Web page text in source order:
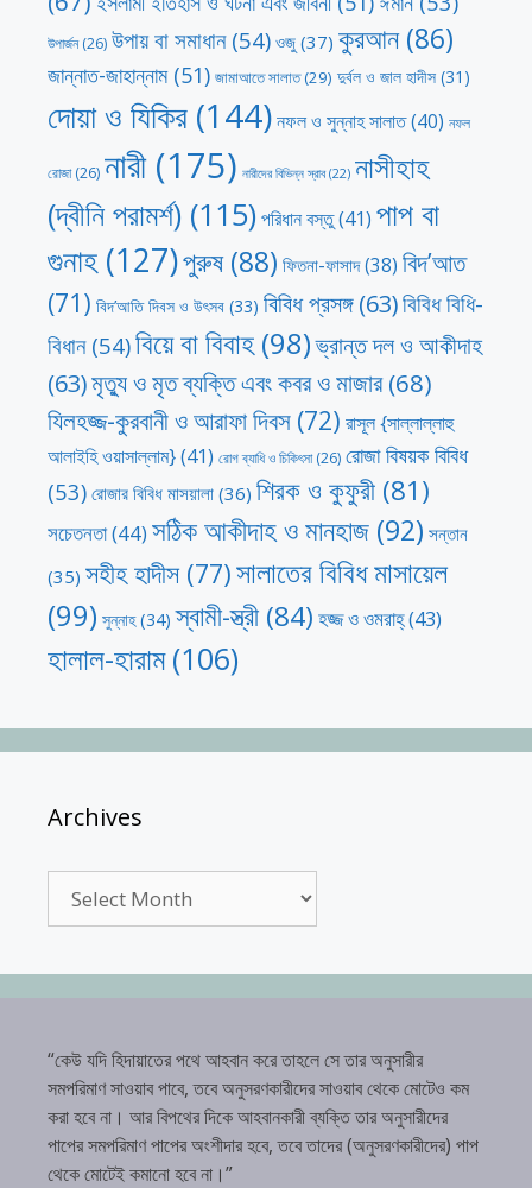
উপার্জন(26) উপায় বা সমাধান(54) ওজু (37) কুরআন(86)
জান্নাত-জাহান্নাম(51) জামাআতে সালাত(29) দুর্বল ও জাল হাদীস (31)
দোয়া ও যিকির (144)নফল ও সুন্নাহ সালাত(40) নফল
রোজা(26) নারী(175) নারীদের বিভিন্ন স্রাব(22) নাসীহাহ
(দ্বীনি পরামর্শ) (115)পরিধান বস্তু(41) পাপ বা
গুনাহ(127)পুরুষ(88) ফিতনা-ফাসাদ(38) বিদ’আত
(71) বিদ’আতি দিবস ও উৎসব (33) বিবিধ প্রসঙ্গ(63)বিবিধ বিধি-
বিধান(54)বিয়ে বা বিবাহ (98)ভ্রান্ত দল ও আকীদাহ
(63)মৃত্যু ও মৃত ব্যক্তি এবং কবর ও মাজার(68)
যিলহজ্জ-কুরবানী ও আরাফা দিবস (72) রাসূল {সাল্লাল্লাহু
আলাইহি ওয়াসাল্লাম}(41) রোগ ব্যাধি ও চিকিৎসা(26) রোজা বিষয়ক বিবিধ
(53) রোজার বিবিধ মাসয়ালা (36) শিরক ও কুফুরী (81)
সচেতনতা(44) সঠিক আকীদাহ ও মানহাজ (92) সন্তান
(35) সহীহ হাদীস(77)সালাতের বিবিধ মাসায়েল
(99) সুন্নাহ(34) স্বামী-স্ত্রী(84) হজ্জ ও ওমরাহ্‌(43)
হালাল-হারাম(106)
Archives
“কেউ যদি হিদায়াতের পথে আহবান করে তাহলে সে তার অনুসারীর
সমপরিমাণ সাওয়াব পাবে, তবে অনুসরণকারীদের সাওয়াব থেকে মোটেও কম
করা হবে না। আর বিপথের দিকে আহবানকারী ব্যক্তি তার অনুসারীদের
পাপের সমপরিমাণ পাপের অংশীদার হবে, তবে তাদের (অনুসরণকারীদের) পাপ
থেকে মোটেই কমানো হবে না।”